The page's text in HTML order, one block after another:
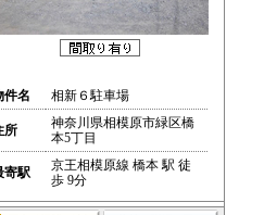
件名 相新６駐車場
所
神奈川県相模原市緑区橋
本5丁目
寄駅
京王相模原線 橋本 駅 徒
歩 9分